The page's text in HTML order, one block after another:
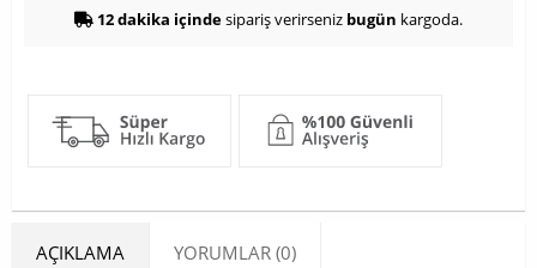
12 dakika içindesipariş verirseniz bugün kargoda.
AÇIKLAMA YORUMLAR (0)